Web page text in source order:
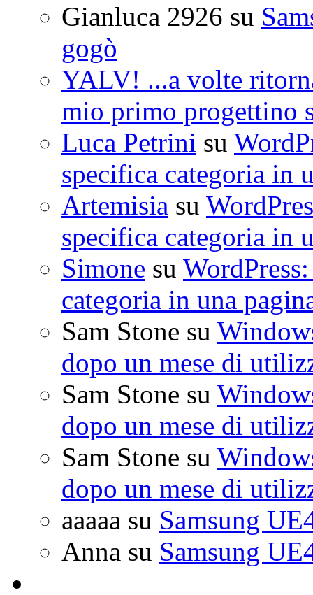
Gianluca 2926 su
gogò
YALV! ...a volte
mio primo progettino
Luca Petrini su
specifica categoria in
Artemisia su
specifica categoria in
Simone su
categoria in una
Sam Stone su
dopo un mese di
Sam Stone su
dopo un mese di
Sam Stone su
dopo un mese di
aaaaa su Samsung
Anna su Samsung